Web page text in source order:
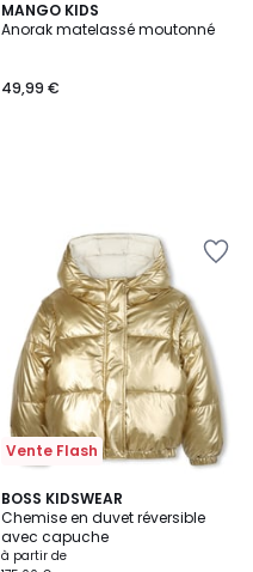
MANGO KIDS
Anorak matelassé moutonné
49,99 €
Vente Flash
BOSS KIDSWEAR
Chemise en duvet réversible
avec capuche
à partir de